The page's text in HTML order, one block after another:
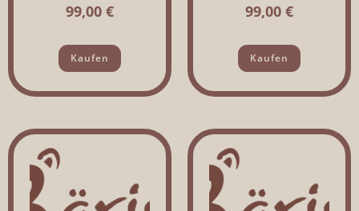
99,00 €
Kaufen
99,00 €
Kaufen